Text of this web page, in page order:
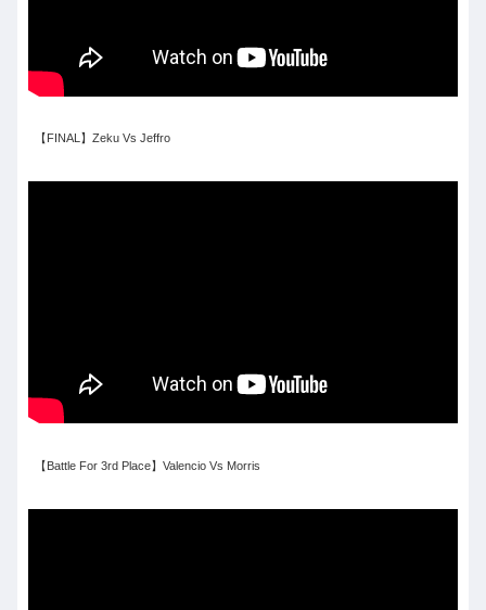
【FINAL】Zeku Vs Jeffro
【Battle For 3rd Place】Valencio Vs Morris